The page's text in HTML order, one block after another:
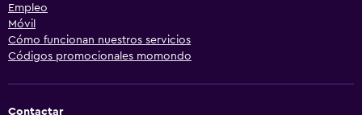
Empleo
Móvil
Cómo funcionan nuestros servicios
Códigos promocionales momondo
Contactar